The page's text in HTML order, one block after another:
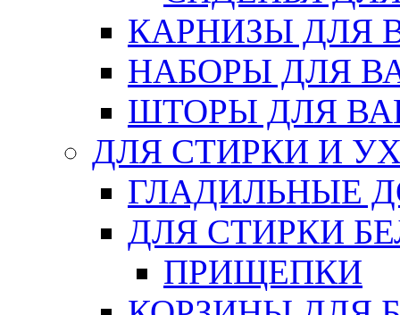
КАРНИЗЫ ДЛЯ
НАБОРЫ ДЛЯ
ШТОРЫ ДЛЯ
ДЛЯ СТИРКИ И
ГЛАДИЛЬНЫЕ
ДЛЯ СТИРКИ
ПРИЩЕПКИ